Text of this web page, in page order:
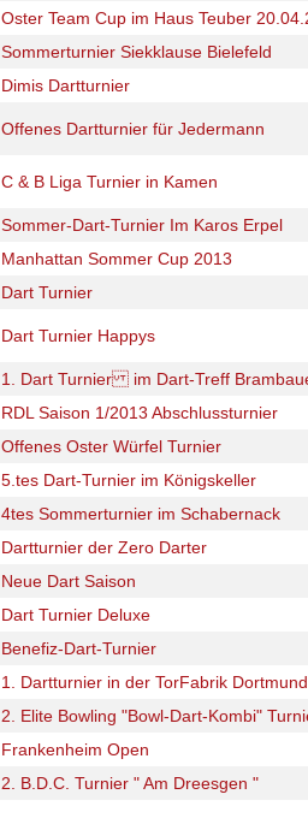
Oster Team Cup im Haus Teuber
Sommerturnier Siekklause Bielefeld
Dimis Dartturnier
Offenes Dartturnier für Jedermann
C & B Liga Turnier in Kamen
Sommer-Dart-Turnier Im Karos Erpel
Manhattan Sommer Cup 2013
Dart Turnier
Dart Turnier Happys
1. Dart Turnier im Dart-Treff
RDL Saison 1/2013 Abschlussturnier
Offenes Oster Würfel Turnier
5.tes Dart-Turnier im Königskeller
4tes Sommerturnier im Schabernack
Dartturnier der Zero Darter
Neue Dart Saison
Dart Turnier Deluxe
Benefiz-Dart-Turnier
1. Dartturnier in der TorFabrik Dortmund
2. Elite Bowling "Bowl-Dart-Kombi"
Frankenheim Open
2. B.D.C. Turnier " Am Dreesgen "